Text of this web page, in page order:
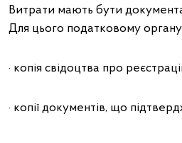
Витрати мають бути
Для цього податковому
· копія свідоцтва про
· копії документів, що